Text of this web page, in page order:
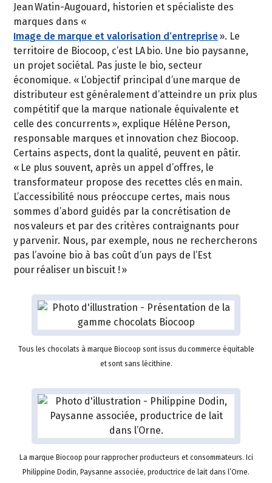
Jean Watin-Augouard, historien et spécialiste des
marques dans «
Image de marque et valorisation d’entreprise». Le
territoire de Biocoop, c’est LA bio. Une bio paysanne,
un projet sociétal. Pas juste le bio, secteur
économique. « L’objectif principal d’une marque de
distributeur est généralement d’atteindre un prix plus
compétitif que la marque nationale équivalente et
celle des concurrents », explique Hélène Person,
responsable marques et innovation chez Biocoop.
Certains aspects, dont la qualité, peuvent en pâtir.
« Le plus souvent, après un appel d’offres, le
transformateur propose des recettes clés en main.
L’accessibilité nous préoccupe certes, mais nous
sommes d’abord guidés par la concrétisation de
nos valeurs et par des critères contraignants pour
y parvenir. Nous, par exemple, nous ne rechercherons
pas l’avoine bio à bas coût d’un pays de l’Est
pour réaliser un biscuit ! »
Tous les chocolats à marque Biocoop sont issus du commerce équitable
et sont sans lécithine.
La marque Biocoop pour rapprocher producteurs et consommateurs. Ici
Philippine Dodin, Paysanne associée, productrice de lait dans l’Orne.